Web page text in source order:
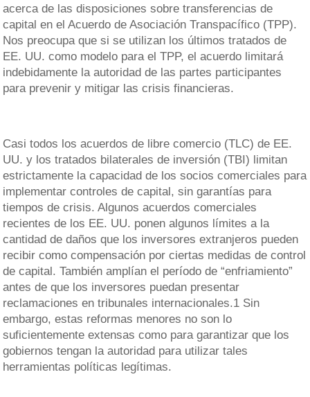
acerca de las disposiciones sobre transferencias de
capital en el Acuerdo de Asociación Transpacífico (TPP).
Nos preocupa que si se utilizan los últimos tratados de
EE. UU. como modelo para el TPP, el acuerdo limitará
indebidamente la autoridad de las partes participantes
para prevenir y mitigar las crisis financieras.
Casi todos los acuerdos de libre comercio (TLC) de EE.
UU. y los tratados bilaterales de inversión (TBI) limitan
estrictamente la capacidad de los socios comerciales para
implementar controles de capital, sin garantías para
tiempos de crisis. Algunos acuerdos comerciales
recientes de los EE. UU. ponen algunos límites a la
cantidad de daños que los inversores extranjeros pueden
recibir como compensación por ciertas medidas de control
de capital. También amplían el período de “enfriamiento”
antes de que los inversores puedan presentar
reclamaciones en tribunales internacionales.1 Sin
embargo, estas reformas menores no son lo
suficientemente extensas como para garantizar que los
gobiernos tengan la autoridad para utilizar tales
herramientas políticas legítimas.